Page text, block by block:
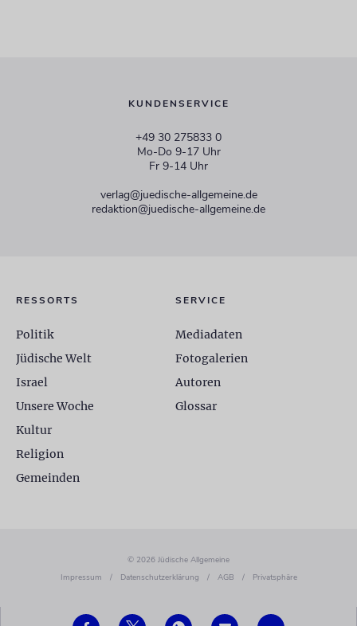
KUNDENSERVICE
+49 30 275833 0
Mo-Do 9-17 Uhr
Fr 9-14 Uhr
verlag@juedische-allgemeine.de
redaktion@juedische-allgemeine.de
RESSORTS
Politik
Jüdische Welt
Israel
Unsere Woche
Kultur
Religion
Gemeinden
SERVICE
Mediadaten
Fotogalerien
Autoren
Glossar
© 2026 Jüdische Allgemeine
Impressum
/ Datenschutzerklärung / AGB / Privatsphäre